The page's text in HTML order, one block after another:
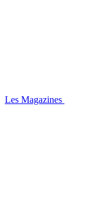
Les Magazines